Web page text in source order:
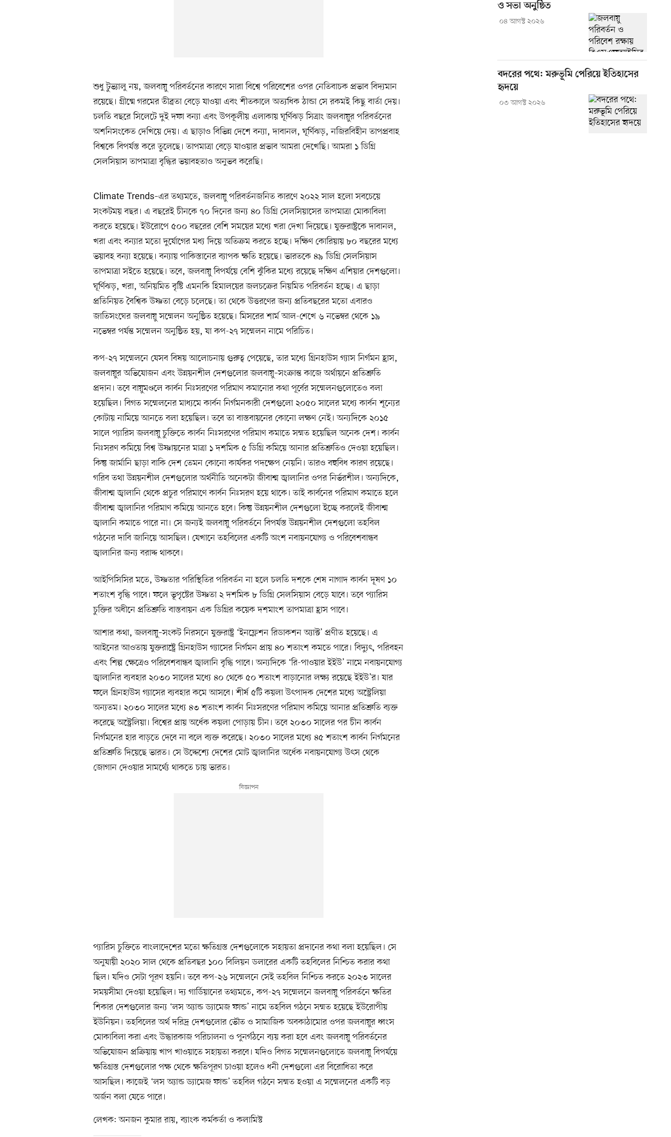
শুধু টুভ্যালু নয়, জলবায়ু পরিবর্তনের কারণে সারা বিশ্বে পরিবেশের ওপর নেতিবাচক প্রভাব বিদ্যমান
রয়েছে। গ্রীষ্মে গরমের তীব্রতা বেড়ে যাওয়া এবং শীতকালে অত্যধিক ঠান্ডা সে রকমই কিছু বার্তা দেয়।
চলতি বছরে সিলেটে দুই দফা বন্যা এবং উপকূলীয় এলাকায় ঘূর্ণিঝড় সিত্রাং জলবায়ুর পরিবর্তনের
অশনিসংকেত দেখিয়ে দেয়। এ ছাড়াও বিভিন্ন দেশে বন্যা, দাবানল, ঘূর্ণিঝড়, নজিরবিহীন তাপপ্রবাহ
বিশ্বকে বিপর্যস্ত করে তুলেছে। তাপমাত্রা বেড়ে যাওয়ার প্রভাব আমরা দেখেছি। আমরা ১ ডিগ্রি
সেলসিয়াস তাপমাত্রা বৃদ্ধির ভয়াবহতাও অনুভব করেছি।
Climate Trends–এর তথ্যমতে, জলবায়ু পরিবর্তনজনিত কারণে ২০২২ সাল হলো সবচেয়ে
সংকটময় বছর। এ বছরেই চীনকে ৭০ দিনের জন্য ৪০ ডিগ্রি সেলসিয়াসের তাপমাত্রা মোকাবিলা
করতে হয়েছে। ইউরোপে ৫০০ বছরের বেশি সময়ের মধ্যে খরা দেখা দিয়েছে। যুক্তরাষ্ট্রকে দাবানল,
খরা এবং বন্যার মতো দুর্যোগের মধ্য দিয়ে অতিক্রম করতে হচ্ছে। দক্ষিণ কোরিয়ায় ৮০ বছরের মধ্যে
ভয়াবহ বন্যা হয়েছে। বন্যায় পাকিস্তানের ব্যাপক ক্ষতি হয়েছে। ভারতকে ৪৯ ডিগ্রি সেলসিয়াস
তাপমাত্রা সইতে হয়েছে। তবে, জলবায়ু বিপর্যয়ে বেশি ঝুঁকির মধ্যে রয়েছে দক্ষিণ এশিয়ার দেশগুলো।
ঘূর্ণিঝড়, খরা, অনিয়মিত বৃষ্টি এমনকি হিমালয়ের জলচক্রের নিয়মিত পরিবর্তন হচ্ছে। এ ছাড়া
প্রতিনিয়ত বৈশ্বিক উষ্ণতা বেড়ে চলেছে। তা থেকে উত্তরণের জন্য প্রতিবছরের মতো এবারও
জাতিসংঘের জলবায়ু সম্মেলন অনুষ্ঠিত হয়েছে। মিসরের শার্ম আল-শেখে ৬ নভেম্বর থেকে ১৯
নভেম্বর পর্যন্ত সম্মেলন অনুষ্ঠিত হয়, যা কপ-২৭ সম্মেলন নামে পরিচিত।
কপ-২৭ সম্মেলনে যেসব বিষয় আলোচনায় গুরুত্ব পেয়েছে, তার মধ্যে গ্রিনহাউস গ্যাস নির্গমন হ্রাস,
জলবায়ুর অভিযোজন এবং উন্নয়নশীল দেশগুলোর জলবায়ু–সংক্রান্ত কাজে অর্থায়নে প্রতিশ্রুতি
প্রদান। তবে বায়ুমণ্ডলে কার্বন নিঃসরণের পরিমাণ কমানোর কথা পূর্বের সম্মেলনগুলোতেও বলা
হয়েছিল। বিগত সম্মেলনের মাধ্যমে কার্বন নির্গমনকারী দেশগুলো ২০৫০ সালের মধ্যে কার্বন শূন্যের
কোটায় নামিয়ে আনতে বলা হয়েছিল। তবে তা বাস্তবায়নের কোনো লক্ষণ নেই। অন্যদিকে ২০১৫
সালে প্যারিস জলবায়ু চুক্তিতে কার্বন নিঃসরণের পরিমাণ কমাতে সম্মত হয়েছিল অনেক দেশ। কার্বন
নিঃসরণ কমিয়ে বিশ্ব উষ্ণায়নের মাত্রা ১ দশমিক ৫ ডিগ্রি কমিয়ে আনার প্রতিশ্রুতিও দেওয়া হয়েছিল।
কিন্তু জার্মানি ছাড়া বাকি দেশ তেমন কোনো কার্যকর পদক্ষেপ নেয়নি। তারও বহুবিধ কারণ রয়েছে।
গরিব তথা উন্নয়নশীল দেশগুলোর অর্থনীতি অনেকটা জীবাশ্ম জ্বালানির ওপর নির্ভরশীল। অন্যদিকে,
জীবাশ্ম জ্বালানি থেকে প্রচুর পরিমাণে কার্বন নিঃসরণ হয়ে থাকে। তাই কার্বনের পরিমাণ কমাতে হলে
জীবাশ্ম জ্বালানির পরিমাণ কমিয়ে আনতে হবে। কিন্তু উন্নয়নশীল দেশগুলো ইচ্ছে করলেই জীবাশ্ম
জ্বালানি কমাতে পারে না। সে জন্যই জলবায়ু পরিবর্তনে বিপর্যস্ত উন্নয়নশীল দেশগুলো তহবিল
গঠনের দাবি জানিয়ে আসছিল। যেখানে তহবিলের একটি অংশ নবায়নযোগ্য ও পরিবেশবান্ধব
জ্বালানির জন্য বরাদ্দ থাকবে।
আইপিসিসির মতে, উষ্ণতার পরিস্থিতির পরিবর্তন না হলে চলতি দশকে শেষ নাগাদ কার্বন দূষণ ১০
শতাংশ বৃদ্ধি পাবে। ফলে ভূপৃষ্টের উষ্ণতা ২ দশমিক ৮ ডিগ্রি সেলসিয়াস বেড়ে যাবে। তবে প্যারিস
চুক্তির অধীনে প্রতিশ্রুতি বাস্তবায়ন এক ডিগ্রির কয়েক দশমাংশ তাপমাত্রা হ্রাস পাবে।
আশার কথা, জলবায়ু–সংকট নিরসনে যুক্তরাষ্ট্র ‘ইনফ্লেশন রিডাকশন অ্যাক্ট’ প্রণীত হয়েছে। এ
আইনের আওতায় যুক্তরাষ্ট্রে গ্রিনহাউস গ্যাসের নির্গমন প্রায় ৪০ শতাংশ কমতে পারে। বিদ্যুৎ, পরিবহন
এবং শিল্প ক্ষেত্রেও পরিবেশবান্ধব জ্বালানি বৃদ্ধি পাবে। অন্যদিকে ‘রি-পাওয়ার ইইউ’ নামে নবায়নযোগ্য
জ্বালানির ব্যবহার ২০৩০ সালের মধ্যে ৪০ থেকে ৫০ শতাংশ বাড়ানোর লক্ষ্য রয়েছে ইইউ’র। যার
ফলে গ্রিনহাউস গ্যাসের ব্যবহার কমে আসবে। শীর্ষ ৫টি কয়লা উৎপাদক দেশের মধ্যে অস্ট্রেলিয়া
অন্যতম। ২০৩০ সালের মধ্যে ৪৩ শতাংশ কার্বন নিঃসরণের পরিমাণ কমিয়ে আনার প্রতিশ্রুতি ব্যক্ত
করেছে অস্ট্রেলিয়া। বিশ্বের প্রায় অর্ধেক কয়লা পোড়ায় চীন। তবে ২০৩০ সালের পর চীন কার্বন
নির্গমনের হার বাড়তে দেবে না বলে ব্যক্ত করেছে। ২০৩০ সালের মধ্যে ৪৫ শতাংশ কার্বন নির্গমনের
প্রতিশ্রুতি দিয়েছে ভারত। সে উদ্দেশ্যে দেশের মোট জ্বালানির অর্ধেক নবায়নযোগ্য উৎস থেকে
জোগান দেওয়ার সামর্থ্যে থাকতে চায় ভারত।
প্যারিস চুক্তিতে বাংলাদেশের মতো ক্ষতিগ্রস্ত দেশগুলোকে সহায়তা প্রদানের কথা বলা হয়েছিল। সে
অনুযায়ী ২০২০ সাল থেকে প্রতিবছর ১০০ বিলিয়ন ডলারের একটি তহবিলের নিশ্চিত করার কথা
ছিল। যদিও সেটা পূরণ হয়নি। তবে কপ-২৬ সম্মেলনে সেই তহবিল নিশ্চিত করতে ২০২৩ সালের
সময়সীমা দেওয়া হয়েছিল। দ্য গার্ডিয়ানের তথ্যমতে, কপ-২৭ সম্মেলনে জলবায়ু পরিবর্তনে ক্ষতির
শিকার দেশগুলোর জন্য ‘লস অ্যান্ড ড্যামেজ ফান্ড’ নামে তহবিল গঠনে সম্মত হয়েছে ইউরোপীয়
ইউনিয়ন। তহবিলের অর্থ দরিদ্র দেশগুলোর ভৌত ও সামাজিক অবকাঠামোর ওপর জলবায়ুর ধ্বংস
মোকাবিলা করা এবং উদ্ধারকাজ পরিচালনা ও পুনর্গঠনে ব্যয় করা হবে এবং জলবায়ু পরিবর্তনের
অভিযোজন প্রক্রিয়ায় খাপ খাওয়াতে সহায়তা করবে। যদিও বিগত সম্মেলনগুলোতে জলবায়ু বিপর্যয়ে
ক্ষতিগ্রস্ত দেশগুলোর পক্ষ থেকে ক্ষতিপূরণ চাওয়া হলেও ধনী দেশগুলো এর বিরোধিতা করে
আসছিল। কাজেই ‘লস অ্যান্ড ড্যামেজ ফান্ড’ তহবিল গঠনে সম্মত হওয়া এ সম্মেলনের একটি বড়
অর্জন বলা যেতে পারে।
লেখক: অনজন কুমার রায়, ব্যাংক কর্মকর্তা ও কলামিস্ট
ও সভা অনুষ্ঠিত
০৪ আগস্ট ২০২৬
বদরের পথে: মরুভূমি পেরিয়ে ইতিহাসের
হৃদয়ে
০৩ আগস্ট ২০২৬